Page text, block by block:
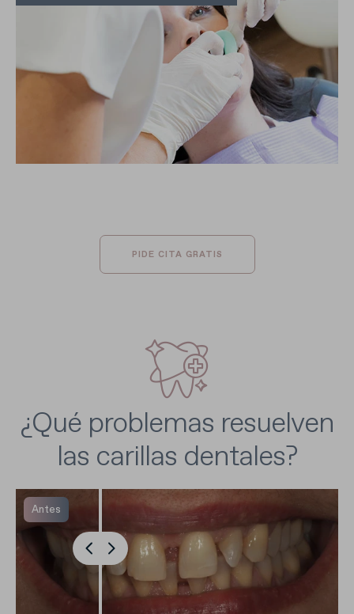
PIDE CITA GRATIS
¿Qué problemas resuelven
las carillas dentales?
Antes